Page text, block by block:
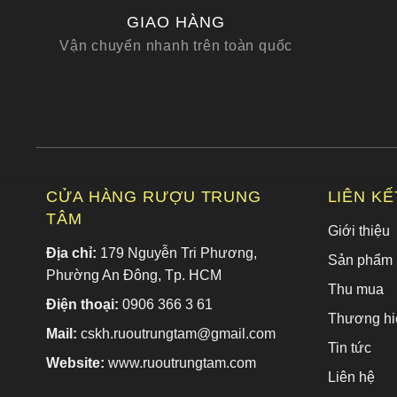
GIAO HÀNG
Vận chuyển nhanh trên toàn quốc
CỬA HÀNG RƯỢU TRUNG
TÂM
Địa chỉ: 179 Nguyễn Tri Phương,
Phường An Đông, Tp. HCM
Điện thoại: 0906 366 3 61
Mail: cskh.ruoutrungtam@gmail.com
Website: www.ruoutrungtam.com
LIÊN
Giới thiệu
Sản phẩm
Thu mua
Thương
Tin tức
Liên hệ